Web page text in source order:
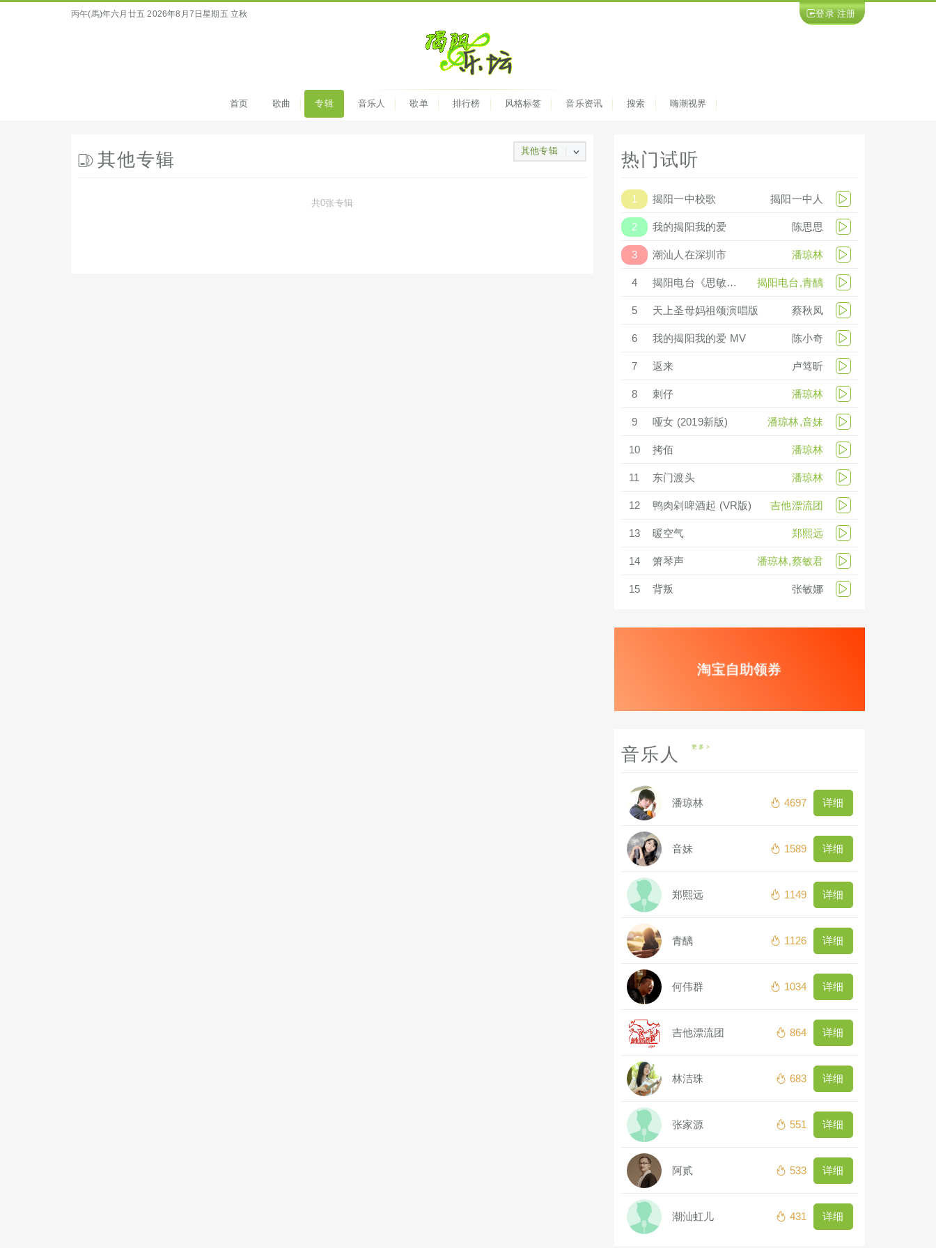
丙午(馬)年六月廿五 2026年8月7日星期五 立秋 登录 注册
首页 歌曲 专辑 音乐人 歌单 排行榜 风格标签 音乐资讯 搜索 嗨潮视界
其他专辑
其他专辑
共0张专辑
热门试听
1 揭阳一中校歌 揭阳一中人
2 我的揭阳我的爱 陈思思
3 潮汕人在深圳市 潘琼林
4 揭阳电台《思敏会客厅》 2013-8-31 揭阳电台,青醨
5 天上圣母妈祖颂演唱版 蔡秋凤
6 我的揭阳我的爱 MV 陈小奇
7 返来 卢笃昕
8 刺仔 潘琼林
9 哑女 (2019新版) 潘琼林,音妹
10 拷佰 潘琼林
11 东门渡头 潘琼林
12 鸭肉剁啤酒起 (VR版) 吉他漂流团
13 暖空气 郑熙远
14 箫琴声 潘琼林,蔡敏君
15 背叛 张敏娜
淘宝自助领券
音乐人 更多
潘琼林 4697 详细
音妹 1589 详细
郑熙远 1149 详细
青醨 1126 详细
何伟群 1034 详细
吉他漂流团 864 详细
林洁珠 683 详细
张家源 551 详细
阿贰 533 详细
潮汕虹儿 431 详细